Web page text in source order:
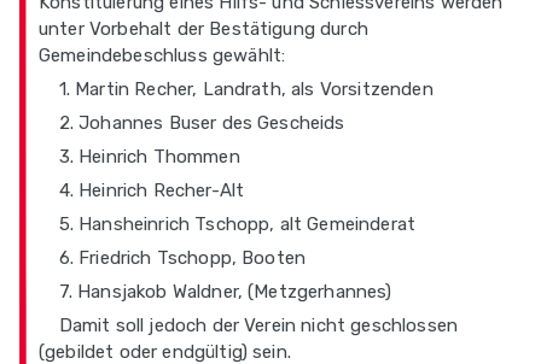
unter Vorbehalt der Bestätigung durch
Gemeindebeschluss gewählt:
1. Martin Recher, Landrath, als Vorsitzenden
2. Johannes Buser des Gescheids
3. Heinrich Thommen
4. Heinrich Recher-Alt
5. Hansheinrich Tschopp, alt Gemeinderat
6. Friedrich Tschopp, Booten
7. Hansjakob Waldner, (Metzgerhannes)
Damit soll jedoch der Verein nicht geschlossen
(gebildet oder endgültig) sein.